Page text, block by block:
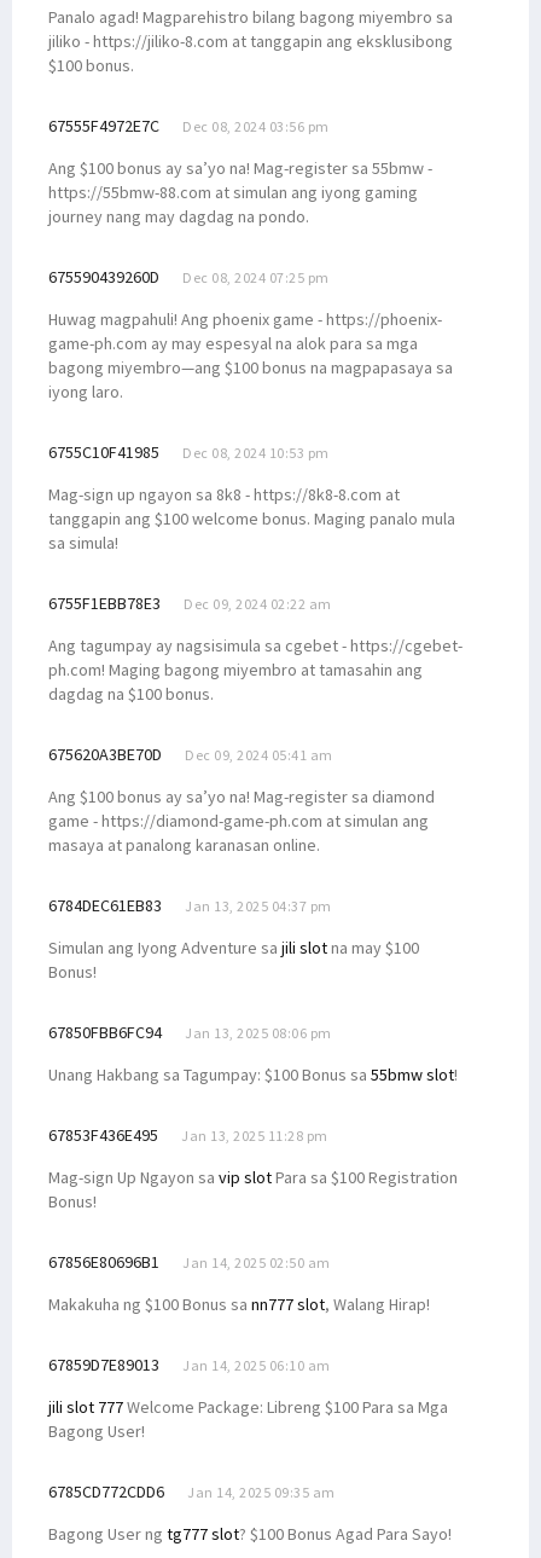
Panalo agad! Magparehistro bilang bagong miyembro sa
jiliko - https://jiliko-8.com at tanggapin ang eksklusibong
$100 bonus.
67555F4972E7C Dec 08, 2024 03:56 pm
Ang $100 bonus ay sa’yo na! Mag-register sa 55bmw -
https://55bmw-88.com at simulan ang iyong gaming
journey nang may dagdag na pondo.
675590439260D Dec 08, 2024 07:25 pm
Huwag magpahuli! Ang phoenix game - https://phoenix-
game-ph.com ay may espesyal na alok para sa mga
bagong miyembro—ang $100 bonus na magpapasaya sa
iyong laro.
6755C10F41985 Dec 08, 2024 10:53 pm
Mag-sign up ngayon sa 8k8 - https://8k8-8.com at
tanggapin ang $100 welcome bonus. Maging panalo mula
sa simula!
6755F1EBB78E3 Dec 09, 2024 02:22 am
Ang tagumpay ay nagsisimula sa cgebet - https://cgebet-
ph.com! Maging bagong miyembro at tamasahin ang
dagdag na $100 bonus.
675620A3BE70D Dec 09, 2024 05:41 am
Ang $100 bonus ay sa’yo na! Mag-register sa diamond
game - https://diamond-game-ph.com at simulan ang
masaya at panalong karanasan online.
6784DEC61EB83 Jan 13, 2025 04:37 pm
Simulan ang Iyong Adventure sa jili slotna may $100
Bonus!
67850FBB6FC94 Jan 13, 2025 08:06 pm
Unang Hakbang sa Tagumpay: $100 Bonus sa 55bmw slot!
67853F436E495 Jan 13, 2025 11:28 pm
Mag-sign Up Ngayon sa vip slotPara sa $100 Registration
Bonus!
67856E80696B1 Jan 14, 2025 02:50 am
Makakuha ng $100 Bonus sa nn777 slot, Walang Hirap!
67859D7E89013 Jan 14, 2025 06:10 am
jili slot 777Welcome Package: Libreng $100 Para sa Mga
Bagong User!
6785CD772CDD6 Jan 14, 2025 09:35 am
Bagong User ng tg777 slot? $100 Bonus Agad Para Sayo!